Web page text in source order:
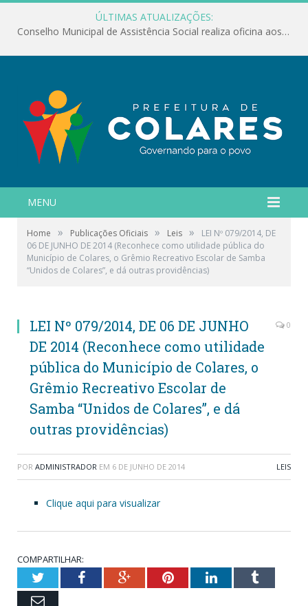
ÚLTIMAS ATUALIZAÇÕES:
Conselho Municipal de Assistência Social realiza oficina aos servidores
MENU
Home » Publicações Oficiais » Leis »
LEI Nº 079/2014, DE
06 DE JUNHO DE 2014 (Reconhece como utilidade pública do
Município de Colares, o Grêmio Recreativo Escolar de Samba
“Unidos de Colares”, e dá outras providências)
LEI Nº 079/2014, DE 06 DE JUNHO
DE 2014 (Reconhece como utilidade
pública do Município de Colares, o
Grêmio Recreativo Escolar de
Samba “Unidos de Colares”, e dá
outras providências)
0
POR ADMINISTRADOR EM 6 DE JUNHO DE 2014 LEIS
Clique aqui para visualizar
COMPARTILHAR:
TwitterFacebookGoogle+PinterestLinkedInTumblr
Email